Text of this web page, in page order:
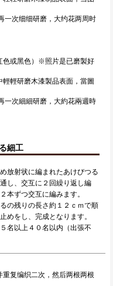
一次细细研磨，大约花两周时
）
色或黑色）※照片是已磨製好
輕研磨木漆製品表面，當圖
一次細細研磨，大約花兩週時
る細工
放射状に編まれたあけびつる
し、交互に２回繰り返し編
本ずつ交互に編みます。
の残りの長さ約１２ｃｍで順
めをし、完成となります。
名以上４０名以内（出張不
复编织二次，然后两根两根